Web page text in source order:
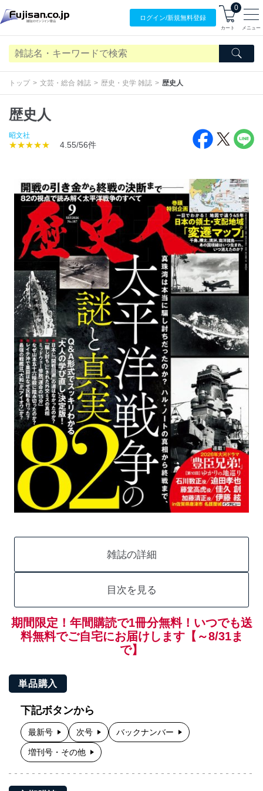
ログイン/新規無料登録
0
カート メニュー
トップ 文芸・総合 雑誌 歴史・史学 雑誌 歴史人
歴史人
昭文社
★★★★★ 4.55/56件
雑誌の詳細
目次を見る
期間限定！年間購読で1冊分無料！いつでも送
料無料でご自宅にお届けします【～8/31ま
で】
単品購入
下記ボタンから
最新号 次号 バックナンバー
増刊号・その他